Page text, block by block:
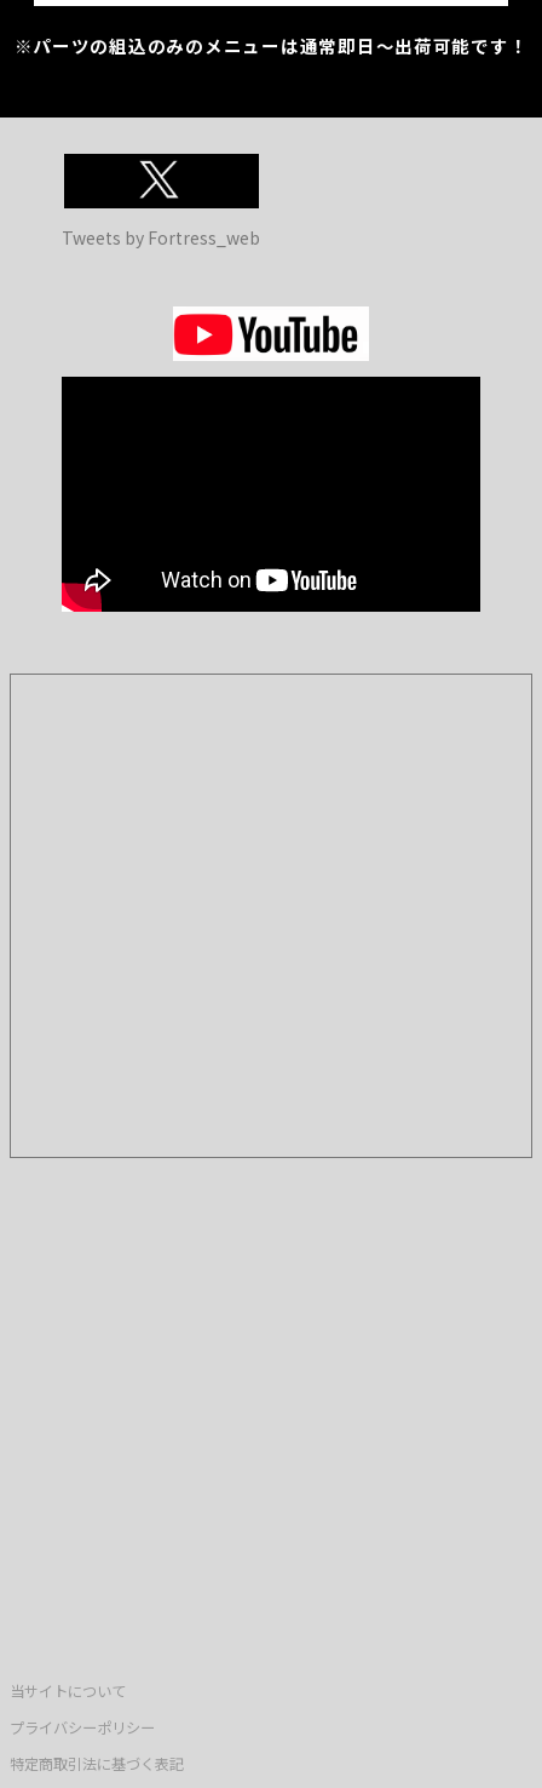
※パーツの組込のみのメニューは通常即日～出荷可能です！
Tweets by Fortress_web
当サイトについて
プライバシーポリシー
特定商取引法に基づく表記